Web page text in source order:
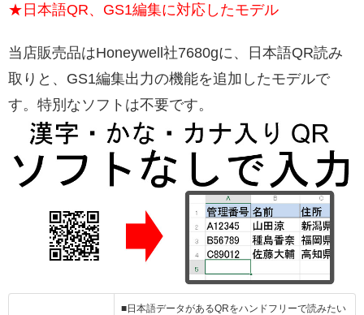
★日本語QR、GS1編集に対応したモデル
当店販売品はHoneywell社7680gに、日本語QR読み
取りと、GS1編集出力の機能を追加したモデルで
す。特別なソフトは不要です。
■日本語データがあるQRをハンドフリーで読みたい